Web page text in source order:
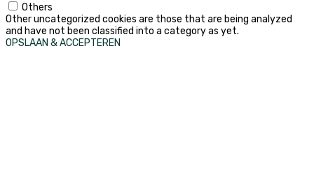
Others
Other uncategorized cookies are those that are being analyzed
and have not been classified into a category as yet.
OPSLAAN & ACCEPTEREN